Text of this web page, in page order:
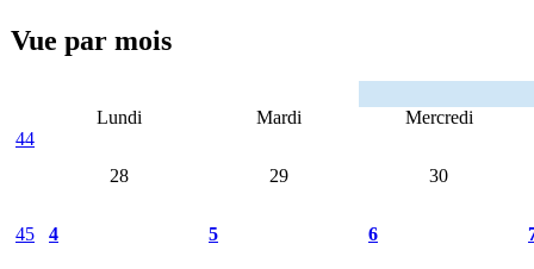
Vue par mois
Lundi Mardi
Mercredi
44
28
29 30
45 4 5 6